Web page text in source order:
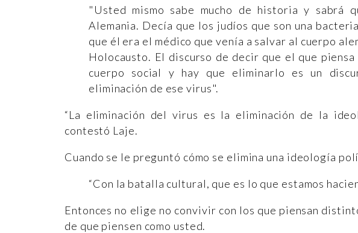
"Usted mismo sabe mucho de historia y sabrá
Alemania. Decía que los judíos que son una
que él era el médico que venía a salvar al cuerpo
Holocausto. El discurso de decir que el que
cuerpo social y hay que eliminarlo es un
eliminación de ese virus".
“La eliminación del virus es la eliminación de la
contestó Laje.
Cuando se le preguntó cómo se elimina una ideología
“Con la batalla cultural, que es lo que estamos
Entonces no elige no convivir con los que piensan
de que piensen como usted.